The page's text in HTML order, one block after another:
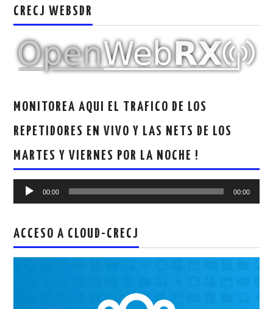
CRECJ WEBSDR
MONITOREA AQUI EL TRAFICO DE LOS
REPETIDORES EN VIVO Y LAS NETS DE LOS
MARTES Y VIERNES POR LA NOCHE !
Reproductor
00:00 00:00
ACCESO A CLOUD-CRECJ